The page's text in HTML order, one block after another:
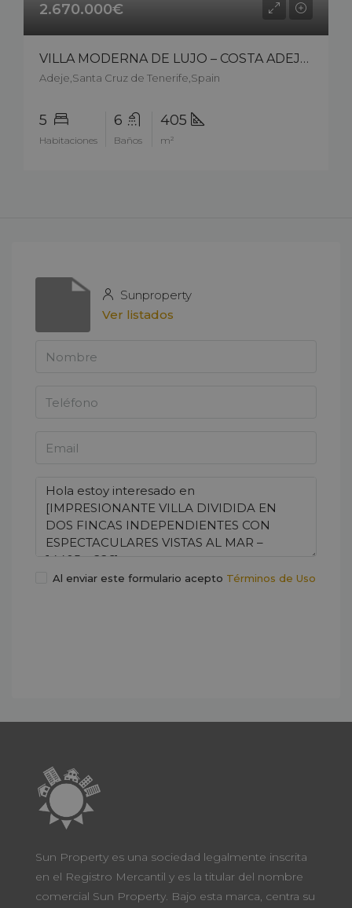
2.670.000€
VILLA MODERNA DE LUJO – COSTA ADEJE – EL MADROÑAL – 8001cpk25
Adeje,Santa Cruz de Tenerife,Spain
5
Habitaciones
6
Baños
405
m²
Sunproperty
Ver listados
Al enviar este formulario acepto Términos de Uso
Sun Property es una sociedad legalmente inscrita
en el Registro Mercantil y es la titular del nombre
comercial Sun Property. Bajo esta marca, centra su